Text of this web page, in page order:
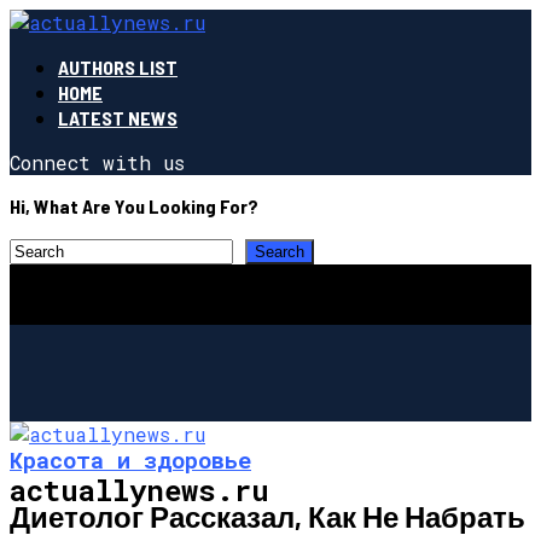
AUTHORS LIST
HOME
LATEST NEWS
Connect with us
Hi, What Are You Looking For?
actuallynews.ru
Красота и здоровье
Диетолог Рассказал, Как Не Набрать